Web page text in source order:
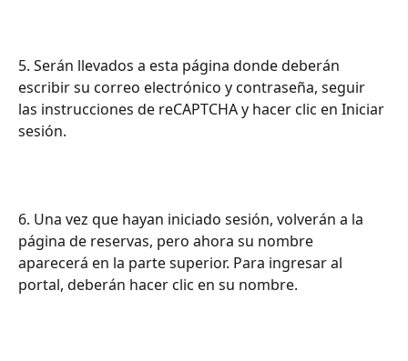
5. Serán llevados a esta página donde deberán
escribir su correo electrónico y contraseña, seguir
las instrucciones de reCAPTCHA y hacer clic en Iniciar
sesión.
6. Una vez que hayan iniciado sesión, volverán a la
página de reservas, pero ahora su nombre
aparecerá en la parte superior. Para ingresar al
portal, deberán hacer clic en su nombre.